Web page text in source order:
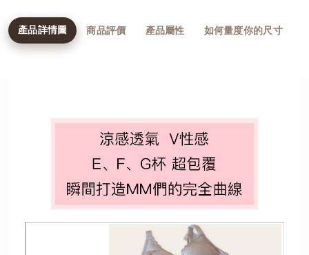
產品詳情圖 商品評價 產品屬性 如何量度你的尺寸